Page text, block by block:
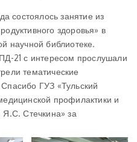
состоялось занятие из
здоровья» в
научной библиотеке.
21 с интересом прослушали
тематические
ГУЗ «Тульский
профилактики и
Стечкина» за